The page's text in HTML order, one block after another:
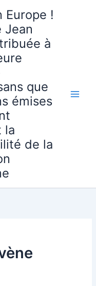
Europe !
Jean
à
que
émises
la
de la